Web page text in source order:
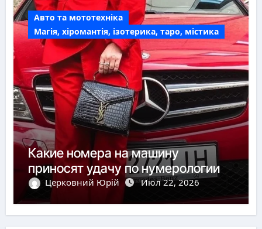
Авто та мототехніка
Магія, хіромантія, ізотерика, таро, містика
Какие номера на машину
приносят удачу по нумерологии
Церковний Юрій Июл 22, 2026